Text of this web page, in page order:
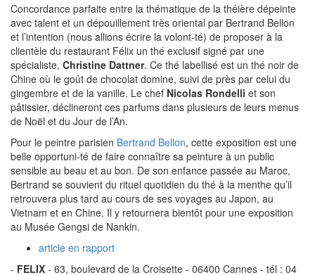
Concordance parfaite entre la thématique de la théière dépeinte
avec talent et un dépouillement très oriental par Bertrand Bellon
et l’intention (nous allions écrire la volont-té) de proposer à la
clientèle du restaurant Félix un thé exclusif signé par une
spécialiste, Christine Dattner. Ce thé labellisé est un thé noir de
Chine où le goût de chocolat domine, suivi de près par celui du
gingembre et de la vanille. Le chef Nicolas Rondelli et son
pâtissier, déclineront ces parfums dans plusieurs de leurs menus
de Noël et du Jour de l’An.
Pour le peintre parisien Bertrand Bellon, cette exposition est une
belle opportuni-té de faire connaître sa peinture à un public
sensible au beau et au bon. De son enfance passée au Maroc,
Bertrand se souvient du rituel quotidien du thé à la menthe qu’il
retrouvera plus tard au cours de ses voyages au Japon, au
Vietnam et en Chine. Il y retournera bientôt pour une exposition
au Musée Gengsi de Nankin.
article en rapport
- FELIX - 63, boulevard de la Croisette - 06400 Cannes - tél : 04